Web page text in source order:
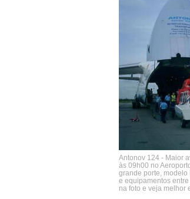
Antonov 124 - Maior
às 09h00 no
grande porte, modelo
e equipamentos
na foto e veja melhor